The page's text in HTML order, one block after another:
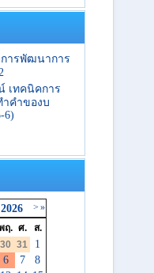
การพัฒนาการ
เทคนิคการ
ำคำของบ
6)
2026 > »
ฤ. ศ.
ส.
30 31
1
6 7
8